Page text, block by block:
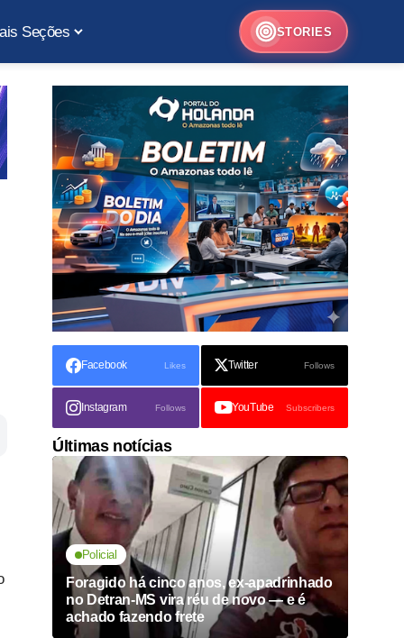
Seções STORIES
Facebook Likes Twitter Follows
Instagram Follows YouTube Subscribers
Últimas notícias
Policial
Foragido há cinco anos, ex-apadrinhado
no Detran-MS vira réu de novo — e é
achado fazendo frete